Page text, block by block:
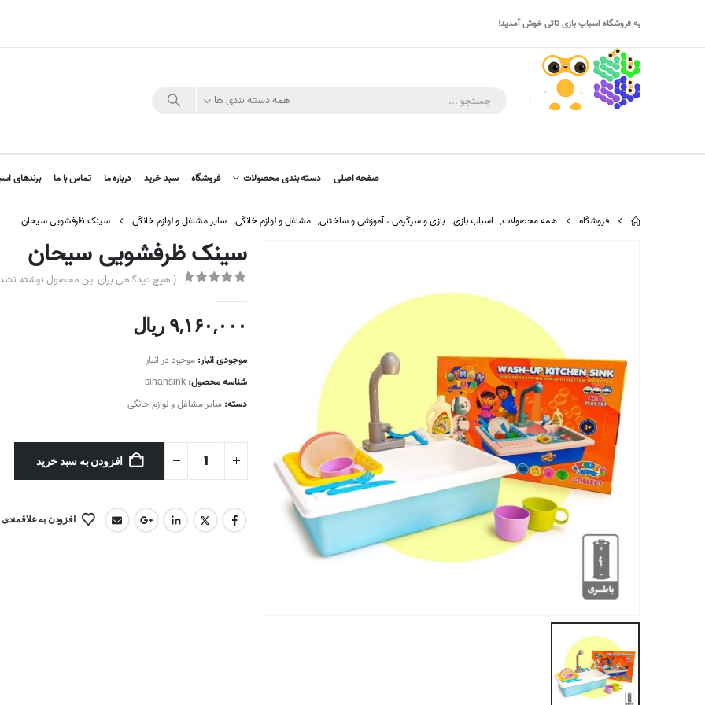
به فروشگاه اسباب بازی تاتی خوش آمدید!
همه دسته بندی ها
صفحه اصلی دسته بندی محصولات فروشگاه سبد خرید درباره ما تماس با ما برندهای
فروشگاه همه محصولات, اسباب بازی, بازی و سرگرمی ، آموزشی و ساختنی, مشاغل و لوازم خانگی, سایر مشاغل و لوازم خانگی سینک ظرفشویی سیحان
سینک ظرفشویی سیحان
( هیچ دیدگاهی برای این محصول نوشته
۹,۱۶۰,۰۰۰ریال
موجودی انبار: موجود در انبار
شناسه محصول: sihansink
دسته: سایر مشاغل و لوازم خانگی
افزودن به سبد خرید
افزودن به علاقمندی